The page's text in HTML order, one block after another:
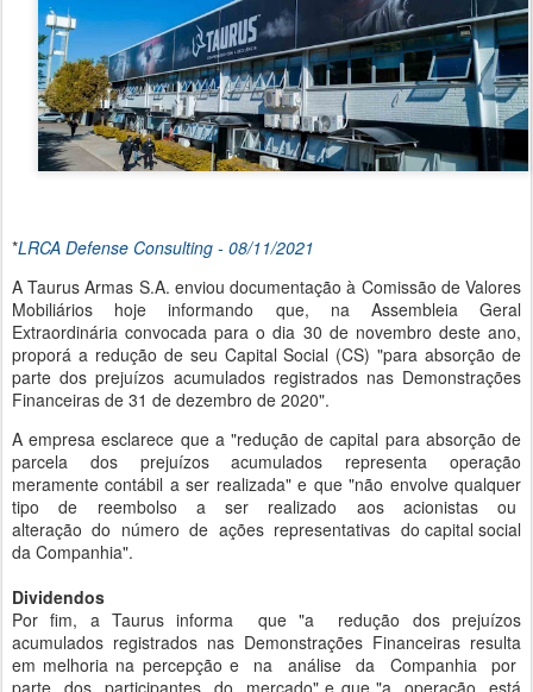
*LRCA Defense Consulting - 08/11/2021
A Taurus Armas S.A. enviou documentação à Comissão de Valores
Mobiliários hoje informando que, na Assembleia Geral
Extraordinária convocada para o dia 30 de novembro deste ano,
proporá a redução de seu Capital Social (CS) "para absorção de
parte dos prejuízos acumulados registrados nas Demonstrações
Financeiras de 31 de dezembro de 2020".
A empresa esclarece que a "redução de capital para absorção de
parcela dos prejuízos acumulados representa operação
meramente contábil a ser realizada" e que "não envolve qualquer
tipo de reembolso a ser realizado aos acionistas ou
alteração do número de ações representativas do capital social
da Companhia".
Dividendos
Por fim, a Taurus informa que "a redução dos prejuízos
acumulados registrados nas Demonstrações Financeiras resulta
em melhoria na percepção e na análise da Companhia por
parte dos participantes do mercado" e que "a operação está